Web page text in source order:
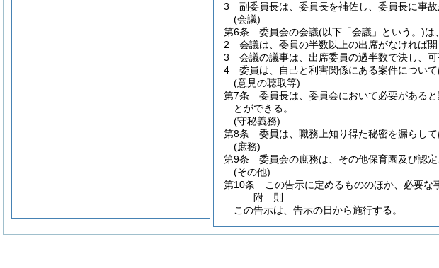
3
副委員長は、委員長を補佐し、委員長に事
(会議)
第6条
委員会の会議(以下「会議」という。)は
2
会議は、委員の半数以上の出席がなければ開
3
会議の議事は、出席委員の過半数で決し、
4
委員は、自己と利害関係にある案件について
(意見の聴取等)
第7条
委員長は、委員会において必要がある
とができる。
(守秘義務)
第8条
委員は、職務上知り得た秘密を漏らして
(庶務)
第9条
委員会の庶務は、その他保育園及び認
(その他)
第10条
この告示に定めるもののほか、必要な
附 則
この告示は、告示の日から施行する。